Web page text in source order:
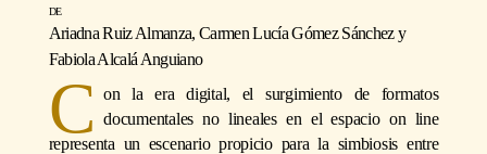
Ariadna Ruiz Almanza, Carmen Lucía Gómez Sánchezy
Fabiola Alcalá Anguiano
C
on la era digital, el surgimiento de formatos
documentales no lineales en el espacio on line
representa un escenario propicio para la simbiosis entre